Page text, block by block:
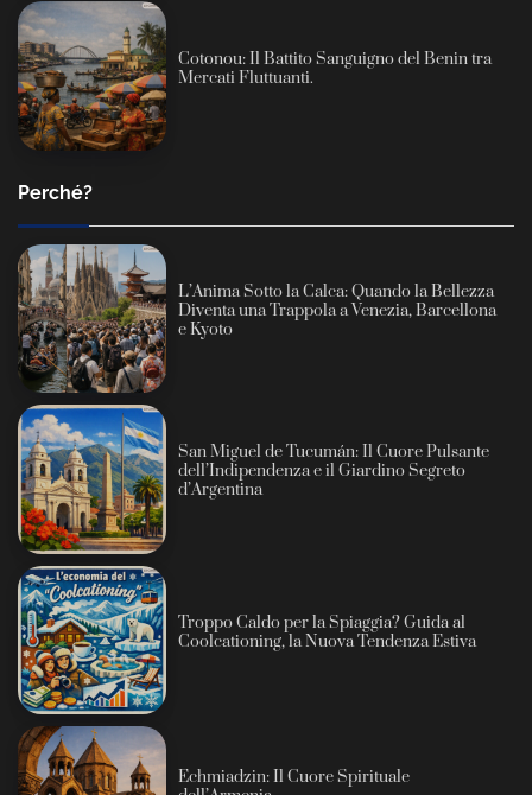
Cotonou: Il Battito Sanguigno del Benin tra
Mercati Fluttuanti.
Perché?
L’Anima Sotto la Calca: Quando la Bellezza
Diventa una Trappola a Venezia, Barcellona
e Kyoto
San Miguel de Tucumán: Il Cuore Pulsante
dell’Indipendenza e il Giardino Segreto
d’Argentina
Troppo Caldo per la Spiaggia? Guida al
Coolcationing, la Nuova Tendenza Estiva
Echmiadzin: Il Cuore Spirituale